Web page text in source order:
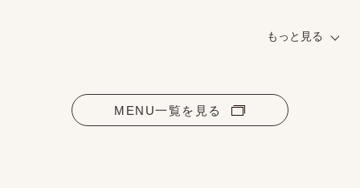
「モリゾウ」にちなんでいます。MORIZO SPECIALはそん
なモリゾウが大好きなドリンク。
もっと見る
MENU一覧を見る